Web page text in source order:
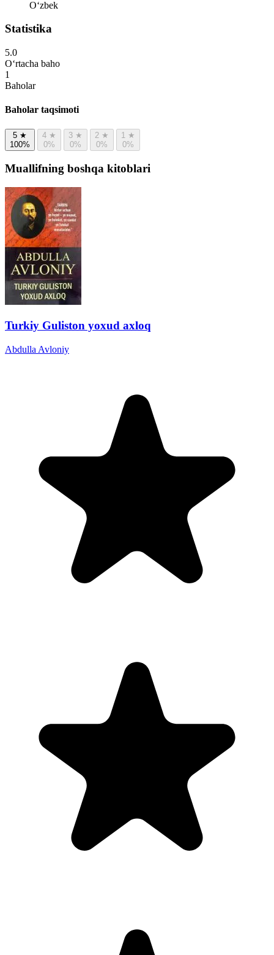
Oʻzbek
Statistika
5.0
O‘rtacha baho
1
Baholar
Baholar taqsimoti
5 ★
100%
4 ★
0%
3 ★
0%
2 ★
0%
1 ★
0%
Muallifning boshqa kitoblari
Turkiy Guliston yoxud axloq
Abdulla Avloniy